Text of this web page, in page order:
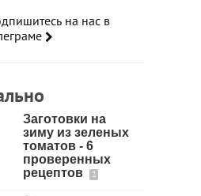
на нас в
Заготовки на
зиму из зеленых
томатов - 6
проверенных
рецептов
2